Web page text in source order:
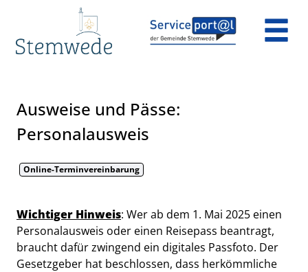
Zum Hauptinhalt springen
Zum Hauptinhalt
Ausweise und Pässe:
Personalausweis
Online-Terminvereinbarung
Wichtiger Hinweis: Wer ab dem 1. Mai 2025 einen
Personalausweis oder einen Reisepass beantragt,
braucht dafür zwingend ein digitales Passfoto. Der
Gesetzgeber hat beschlossen, dass herkömmliche